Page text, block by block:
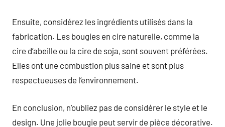
Ensuite, considérez les ingrédients utilisés dans la
fabrication. Les bougies en cire naturelle, comme la
cire d’abeille ou la cire de soja, sont souvent préférées.
Elles ont une combustion plus saine et sont plus
respectueuses de l’environnement.
En conclusion, n’oubliez pas de considérer le style et le
design. Une jolie bougie peut servir de pièce décorative.